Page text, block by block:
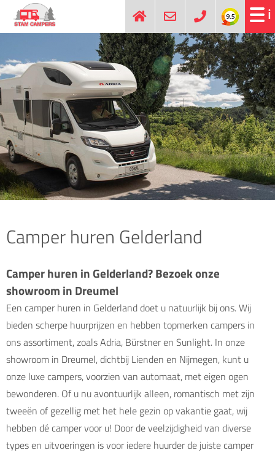
Camper huren Gelderland
Camper huren in Gelderland? Bezoek onze
showroom in Dreumel
Een camper huren in Gelderland doet u natuurlijk bij ons. Wij
bieden scherpe huurprijzen en hebben topmerken campers in
ons assortiment, zoals Adria, Bürstner en Sunlight. In onze
showroom in Dreumel, dichtbij Lienden en Nijmegen, kunt u
onze luxe campers, voorzien van automaat, met eigen ogen
bewonderen. Of u nu avontuurlijk alleen, romantisch met zijn
tweeën of gezellig met het hele gezin op vakantie gaat, wij
hebben dé camper voor u! Door de veelzijdigheid van diverse
types en uitvoeringen is voor iedere huurder de juiste camper